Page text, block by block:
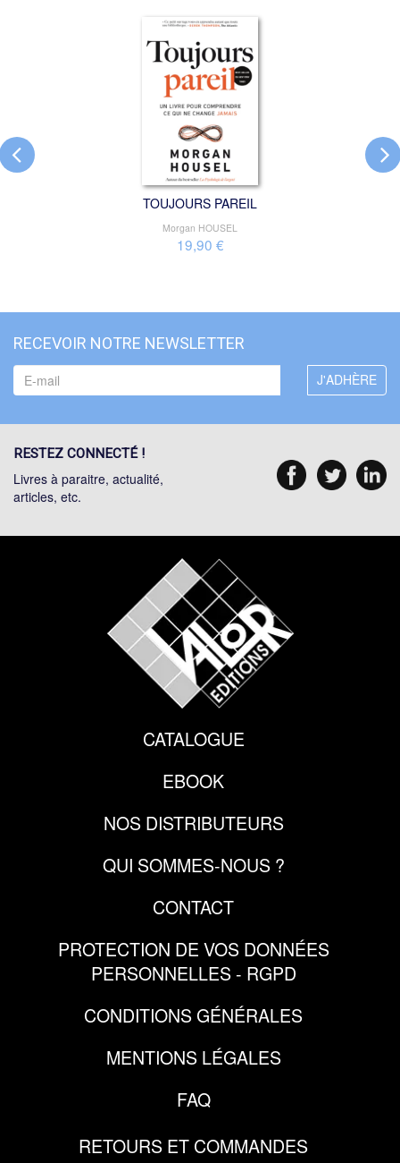
TOUJOURS PAREIL
Morgan HOUSEL
19,90 €
RECEVOIR NOTRE NEWSLETTER
RESTEZ CONNECTÉ !
Livres à paraitre, actualité,
articles, etc.
CATALOGUE
EBOOK
NOS DISTRIBUTEURS
QUI SOMMES-NOUS ?
CONTACT
PROTECTION DE VOS DONNÉES
PERSONNELLES - RGPD
CONDITIONS GÉNÉRALES
MENTIONS LÉGALES
FAQ
RETOURS ET COMMANDES